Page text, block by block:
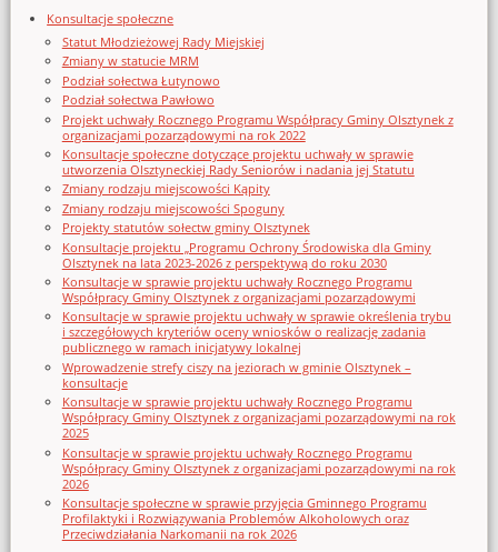
Konsultacje społeczne
Statut Młodzieżowej Rady Miejskiej
Zmiany w statucie MRM
Podział sołectwa Łutynowo
Podział sołectwa Pawłowo
Projekt uchwały Rocznego Programu Współpracy Gminy Olsztynek z
organizacjami pozarządowymi na rok 2022
Konsultacje społeczne dotyczące projektu uchwały w sprawie
utworzenia Olsztyneckiej Rady Seniorów i nadania jej Statutu
Zmiany rodzaju miejscowości Kąpity
Zmiany rodzaju miejscowości Spoguny
Projekty statutów sołectw gminy Olsztynek
Konsultacje projektu „Programu Ochrony Środowiska dla Gminy
Olsztynek na lata 2023-2026 z perspektywą do roku 2030
Konsultacje w sprawie projektu uchwały Rocznego Programu
Współpracy Gminy Olsztynek z organizacjami pozarządowymi
Konsultacje w sprawie projektu uchwały w sprawie określenia trybu
i szczegółowych kryteriów oceny wniosków o realizację zadania
publicznego w ramach inicjatywy lokalnej
Wprowadzenie strefy ciszy na jeziorach w gminie Olsztynek –
konsultacje
Konsultacje w sprawie projektu uchwały Rocznego Programu
Współpracy Gminy Olsztynek z organizacjami pozarządowymi na rok
2025
Konsultacje w sprawie projektu uchwały Rocznego Programu
Współpracy Gminy Olsztynek z organizacjami pozarządowymi na rok
2026
Konsultacje społeczne w sprawie przyjęcia Gminnego Programu
Profilaktyki i Rozwiązywania Problemów Alkoholowych oraz
Przeciwdziałania Narkomanii na rok 2026